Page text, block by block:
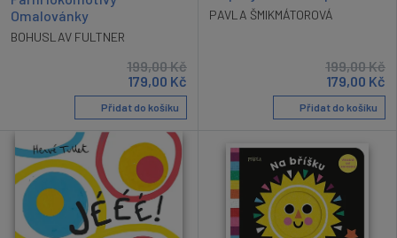
Omalovánky
BOHUSLAV FULTNER
199,00Kč
179,00 Kč
Přidat do košíku
PAVLA ŠMIKMÁTOROVÁ
199,00Kč
179,00 Kč
Přidat do košíku